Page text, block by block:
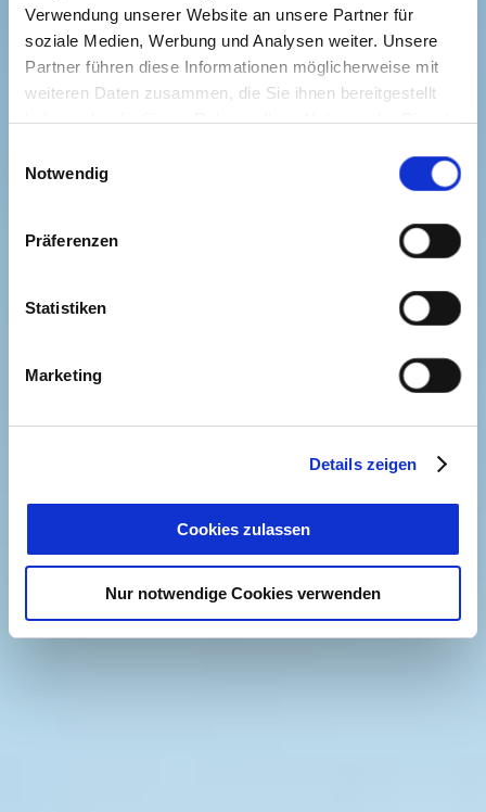
Verwendung unserer Website an unsere Partner für
soziale Medien, Werbung und Analysen weiter. Unsere
Partner führen diese Informationen möglicherweise mit
weiteren Daten zusammen, die Sie ihnen bereitgestellt
haben oder die Sie im Rahmen Ihrer Nutzung der Dienste
Cookies, wenn Sie unsere Webseite weiterhin nutzen.
Notwendig
Präferenzen
Statistiken
Marketing
Details zeigen
Cookies zulassen
Nur notwendige Cookies verwenden